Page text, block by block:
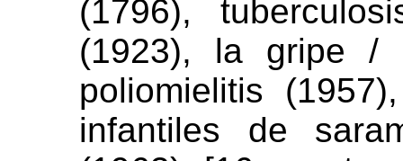
(1796),
(1923), la gripe /
poliomielitis
infantiles de